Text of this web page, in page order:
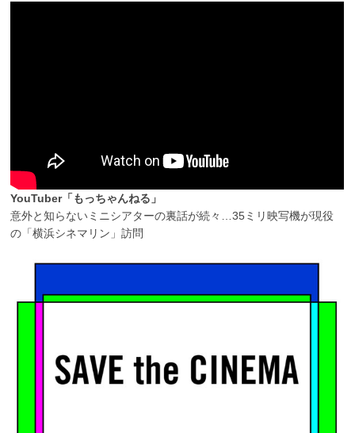
YouTuber「もっちゃんねる」
意外と知らないミニシアターの裏話が続々…35ミリ映写機が現役
の「横浜シネマリン」訪問